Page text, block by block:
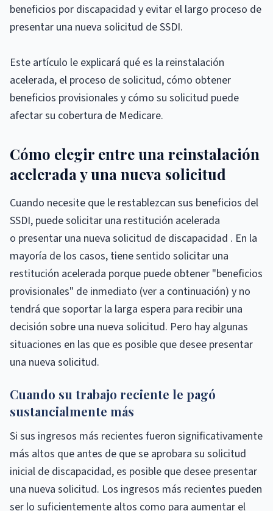
beneficios por discapacidad y evitar el largo proceso de
presentar una nueva solicitud de SSDI.
Este artículo le explicará qué es la reinstalación
acelerada, el proceso de solicitud, cómo obtener
beneficios provisionales y cómo su solicitud puede
afectar su cobertura de Medicare.
Cómo elegir entre una reinstalación
acelerada y una nueva solicitud
Cuando necesite que le restablezcan sus beneficios del
SSDI, puede solicitar una restitución acelerada
o presentar una nueva solicitud de discapacidad . En la
mayoría de los casos, tiene sentido solicitar una
restitución acelerada porque puede obtener "beneficios
provisionales" de inmediato (ver a continuación) y no
tendrá que soportar la larga espera para recibir una
decisión sobre una nueva solicitud. Pero hay algunas
situaciones en las que es posible que desee presentar
una nueva solicitud.
Cuando su trabajo reciente le pagó
sustancialmente más
Si sus ingresos más recientes fueron significativamente
más altos que antes de que se aprobara su solicitud
inicial de discapacidad, es posible que desee presentar
una nueva solicitud. Los ingresos más recientes pueden
ser lo suficientemente altos como para aumentar el